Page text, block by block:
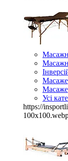
Усі
https://